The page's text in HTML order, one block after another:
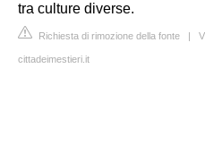
tra culture diverse.
Richiesta di rimozione della fonte |
cittadeimestieri.it